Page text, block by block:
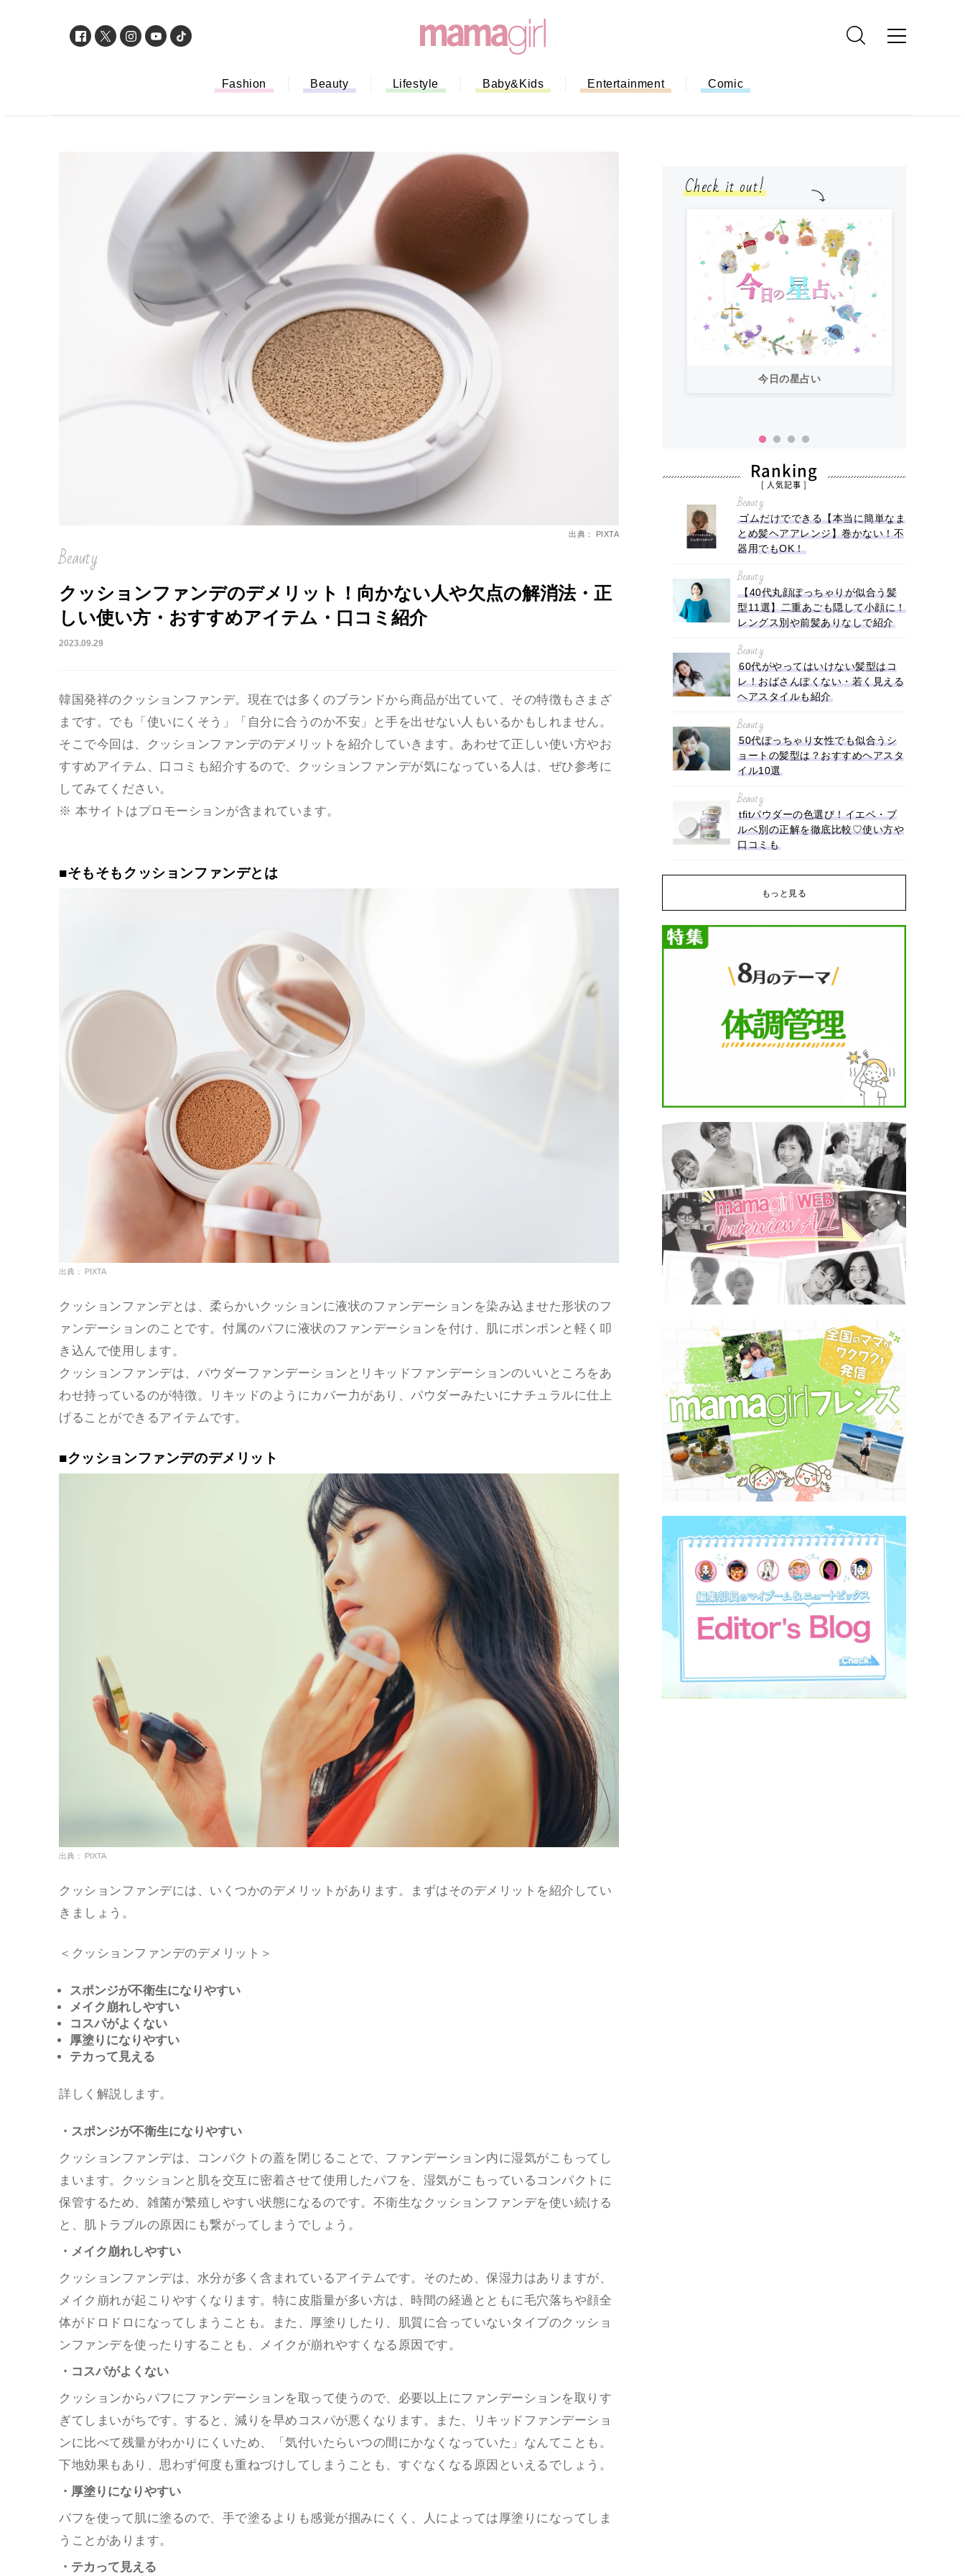
Fashion Beauty Lifestyle Baby&Kids Entertainment Comic
出典： PIXTA
Beauty
クッションファンデのデメリット！向かない人や欠点の解消法・正
しい使い方・おすすめアイテム・口コミ紹介
2023.09.29
韓国発祥のクッションファンデ。現在では多くのブランドから商品が出ていて、その特徴もさまざ
まです。でも「使いにくそう」「自分に合うのか不安」と手を出せない人もいるかもしれません。
そこで今回は、クッションファンデのデメリットを紹介していきます。あわせて正しい使い方やお
すすめアイテム、口コミも紹介するので、クッションファンデが気になっている人は、ぜひ参考に
してみてください。
※ 本サイトはプロモーションが含まれています。
■そもそもクッションファンデとは
出典： PIXTA
クッションファンデとは、柔らかいクッションに液状のファンデーションを染み込ませた形状のフ
ァンデーションのことです。付属のパフに液状のファンデーションを付け、肌にポンポンと軽く叩
き込んで使用します。
クッションファンデは、パウダーファンデーションとリキッドファンデーションのいいところをあ
わせ持っているのが特徴。リキッドのようにカバー力があり、パウダーみたいにナチュラルに仕上
げることができるアイテムです。
■クッションファンデのデメリット
出典： PIXTA
クッションファンデには、いくつかのデメリットがあります。まずはそのデメリットを紹介してい
きましょう。
＜クッションファンデのデメリット＞
スポンジが不衛生になりやすい
メイク崩れしやすい
コスパがよくない
厚塗りになりやすい
テカって見える
詳しく解説します。
・スポンジが不衛生になりやすい
クッションファンデは、コンパクトの蓋を閉じることで、ファンデーション内に湿気がこもってし
まいます。クッションと肌を交互に密着させて使用したパフを、湿気がこもっているコンパクトに
保管するため、雑菌が繁殖しやすい状態になるのです。不衛生なクッションファンデを使い続ける
と、肌トラブルの原因にも繋がってしまうでしょう。
・メイク崩れしやすい
クッションファンデは、水分が多く含まれているアイテムです。そのため、保湿力はありますが、
メイク崩れが起こりやすくなります。特に皮脂量が多い方は、時間の経過とともに毛穴落ちや顔全
体がドロドロになってしまうことも。また、厚塗りしたり、肌質に合っていないタイプのクッショ
ンファンデを使ったりすることも、メイクが崩れやすくなる原因です。
・コスパがよくない
クッションからパフにファンデーションを取って使うので、必要以上にファンデーションを取りす
ぎてしまいがちです。すると、減りを早めコスパが悪くなります。また、リキッドファンデーショ
ンに比べて残量がわかりにくいため、「気付いたらいつの間にかなくなっていた」なんてことも。
下地効果もあり、思わず何度も重ねづけしてしまうことも、すぐなくなる原因といえるでしょう。
・厚塗りになりやすい
パフを使って肌に塗るので、手で塗るよりも感覚が掴みにくく、人によっては厚塗りになってしま
うことがあります。
・テカって見える
Check it out!
「もう行列に並ばない！」ミスドのモ
バイルオーダー完全ガイド｜支払い方
法から受け取り方までネットオーダー
今日の星占い
Ranking
[ 人気記事 ]
Beauty
ゴムだけでできる【本当に簡単なま
とめ髪ヘアアレンジ】巻かない！不
器用でもOK！
Beauty
【40代丸顔ぽっちゃりが似合う髪
型11選】二重あごも隠して小顔に！
レングス別や前髪ありなしで紹介
Beauty
60代がやってはいけない髪型はコ
レ！おばさんぽくない・若く見える
ヘアスタイルも紹介
Beauty
50代ぽっちゃり女性でも似合うシ
ョートの髪型は？おすすめヘアスタ
イル10選
Beauty
tfitパウダーの色選び！イエベ・ブ
ルベ別の正解を徹底比較♡使い方や
口コミも
もっと見る